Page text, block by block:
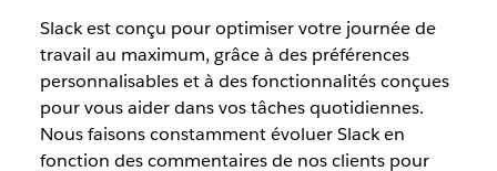
Slack est conçu pour optimiser votre journée de
travail au maximum, grâce à des préférences
personnalisables et à des fonctionnalités conçues
pour vous aider dans vos tâches quotidiennes.
Nous faisons constamment évoluer Slack en
fonction des commentaires de nos clients pour